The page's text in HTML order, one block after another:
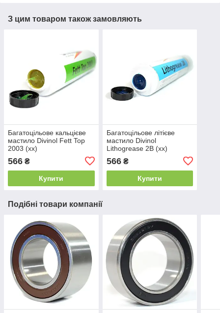
З цим товаром також замовляють
Багатоцільове кальцієве
мастило Divinol Fett Top
2003 (xx)
566 ₴
Купити
Багатоцільове літієве
мастило Divinol
Lithogrease 2B (xx)
566₴
Купити
Подібні товари компанії